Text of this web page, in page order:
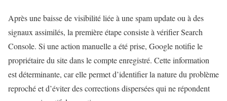
Après une baisse de visibilité liée à une spam update ou à des
signaux assimilés, la première étape consiste à vérifier Search
Console. Si une action manuelle a été prise, Google notifie le
propriétaire du site dans le compte enregistré. Cette information
est déterminante, car elle permet d’identifier la nature du problème
reproché et d’éviter des corrections dispersées qui ne répondent